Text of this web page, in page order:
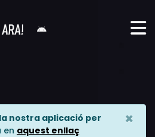
nostra aplicació per
en aquest enllaç
×